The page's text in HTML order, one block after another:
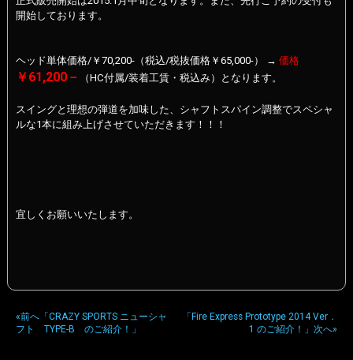
開始しております。
ヘッド単体価格/￥70,200-（税込/税抜価格￥65,000-） → 価格
￥61,200 － （HC付属/装着工賃・税込み）となります。
スイングと理想の弾道を加味した、シャフトスパイン調整でスペシャ
ルな1本に組み上げさせていただきます！！！
宜しくお願いいたします。
«前へ「CRAZY SPORTS ニューシャ
フト TYPE-B のご紹介！」
「Fire Express Prototype 2014 Ver．
1 のご紹介！」次へ»